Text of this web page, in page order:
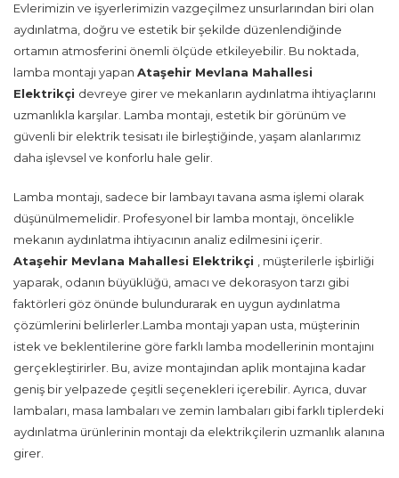
Evlerimizin ve işyerlerimizin vazgeçilmez unsurlarından biri olan
aydınlatma, doğru ve estetik bir şekilde düzenlendiğinde
ortamın atmosferini önemli ölçüde etkileyebilir. Bu noktada,
lamba montajı yapan Ataşehir Mevlana Mahallesi
Elektrikçi devreye girer ve mekanların aydınlatma ihtiyaçlarını
uzmanlıkla karşılar. Lamba montajı, estetik bir görünüm ve
güvenli bir elektrik tesisatı ile birleştiğinde, yaşam alanlarımız
daha işlevsel ve konforlu hale gelir.
Lamba montajı, sadece bir lambayı tavana asma işlemi olarak
düşünülmemelidir. Profesyonel bir lamba montajı, öncelikle
mekanın aydınlatma ihtiyacının analiz edilmesini içerir.
Ataşehir Mevlana Mahallesi Elektrikçi
, müşterilerle işbirliği
yaparak, odanın büyüklüğü, amacı ve dekorasyon tarzı gibi
faktörleri göz önünde bulundurarak en uygun aydınlatma
çözümlerini belirlerler.Lamba montajı yapan usta, müşterinin
istek ve beklentilerine göre farklı lamba modellerinin montajını
gerçekleştirirler. Bu, avize montajından aplik montajına kadar
geniş bir yelpazede çeşitli seçenekleri içerebilir. Ayrıca, duvar
lambaları, masa lambaları ve zemin lambaları gibi farklı tiplerdeki
aydınlatma ürünlerinin montajı da elektrikçilerin uzmanlık alanına
girer.